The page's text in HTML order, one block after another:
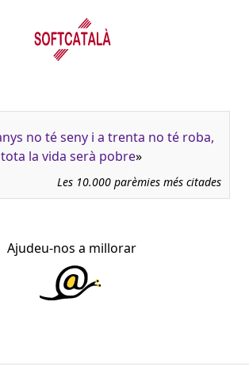
no té seny i a trenta no té roba,
tota la vida serà pobre»
Les 10.000 parèmies més citades
Ajudeu-nos a millorar